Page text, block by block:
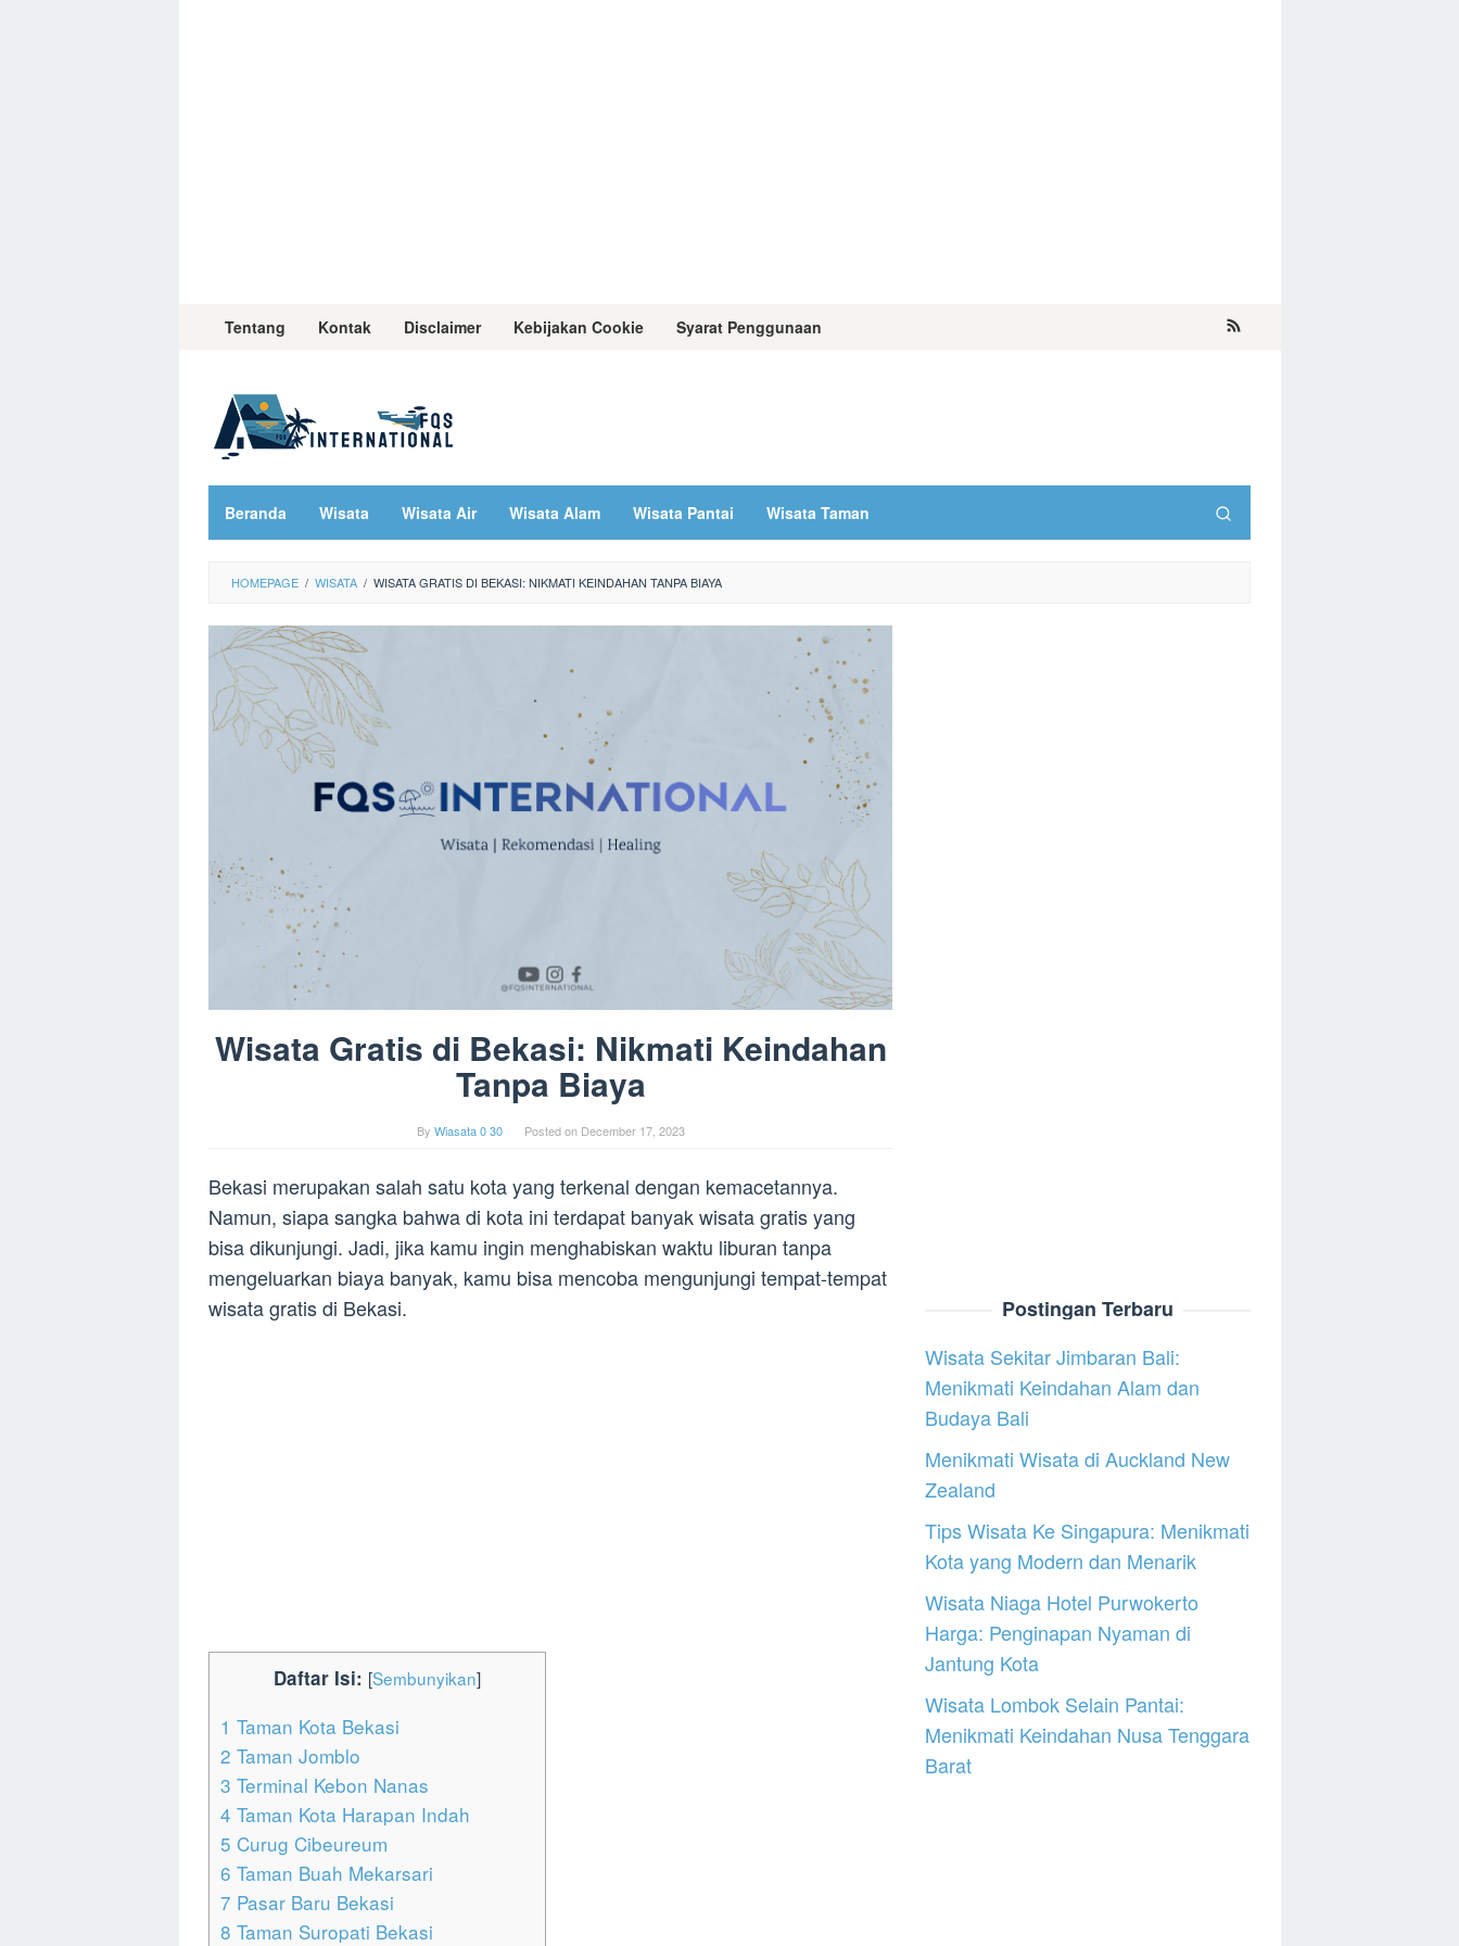
Tentang Kontak Disclaimer Kebijakan Cookie Syarat Penggunaan
Beranda Wisata Wisata Air Wisata Alam Wisata Pantai Wisata Taman
HOMEPAGE / WISATA / WISATA GRATIS DI BEKASI: NIKMATI KEINDAHAN TANPA BIAYA
Wisata Gratis di Bekasi: Nikmati Keindahan
Tanpa Biaya
By Wiasata 0 30 Posted on December 17, 2023
Bekasi merupakan salah satu kota yang terkenal dengan kemacetannya.
Namun, siapa sangka bahwa di kota ini terdapat banyak wisata gratis yang
bisa dikunjungi. Jadi, jika kamu ingin menghabiskan waktu liburan tanpa
mengeluarkan biaya banyak, kamu bisa mencoba mengunjungi tempat-tempat
wisata gratis di Bekasi.
Daftar Isi: [Sembunyikan]
1 Taman Kota Bekasi
2 Taman Jomblo
3 Terminal Kebon Nanas
4 Taman Kota Harapan Indah
5 Curug Cibeureum
6 Taman Buah Mekarsari
7 Pasar Baru Bekasi
8 Taman Suropati Bekasi
Postingan Terbaru
Wisata Sekitar Jimbaran Bali:
Menikmati Keindahan Alam dan
Budaya Bali
Menikmati Wisata di Auckland New
Zealand
Tips Wisata Ke Singapura: Menikmati
Kota yang Modern dan Menarik
Wisata Niaga Hotel Purwokerto
Harga: Penginapan Nyaman di
Jantung Kota
Wisata Lombok Selain Pantai:
Menikmati Keindahan Nusa Tenggara
Barat